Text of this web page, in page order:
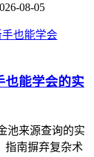
08-05
也能学会的实
池来源查询的实
指南摒弃复杂术